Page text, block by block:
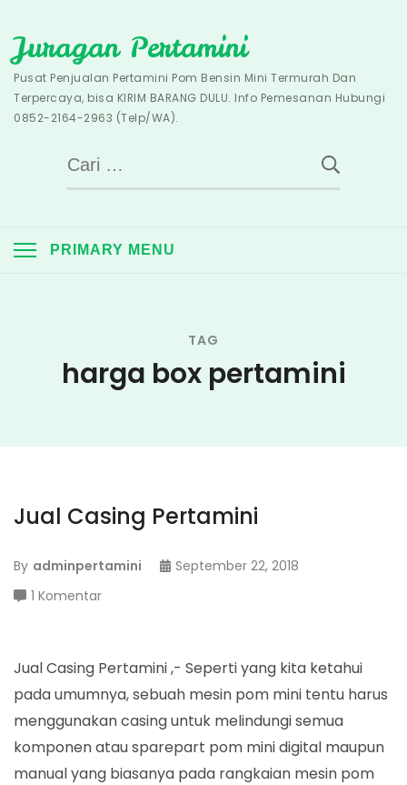
to
content
Juragan Pertamini
Pusat Penjualan Pertamini Pom Bensin Mini Termurah Dan
Terpercaya, bisa KIRIM BARANG DULU. Info Pemesanan Hubungi
0852-2164-2963 (Telp/WA).
Cari
untuk:
PRIMARY MENU
TAG
harga box pertamini
Jual Casing Pertamini
By adminpertamini
September 22, 2018
1 Komentarpada
Pertamini
Jual Casing Pertamini ,- Seperti yang kita ketahui
pada umumnya, sebuah mesin pom mini tentu harus
menggunakan casing untuk melindungi semua
komponen atau sparepart pom mini digital maupun
manual yang biasanya pada rangkaian mesin pom